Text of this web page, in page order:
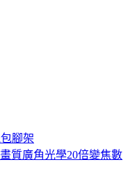
腳架
質廣角光學20倍變焦數